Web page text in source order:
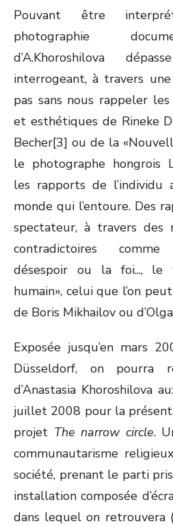
Pouvant être
photographie
d’A.Khoroshilova
interrogeant, à travers
pas sans nous rappeler
et esthétiques de Rineke
Becher[3] ou de la
le photographe hongrois
les rapports de
monde qui l’entoure. Des
spectateur, à travers des
contradictoires
désespoir ou la foi..., le
humain», celui que l’on
de Boris Mikhailov ou
Exposée jusqu’en mars
Düsseldorf, on pourra
d’Anastasia Khoroshilova
juillet 2008 pour la
projet The narrow circle.
communautarisme
société, prenant le parti
installation composée
dans lequel on retrouvera